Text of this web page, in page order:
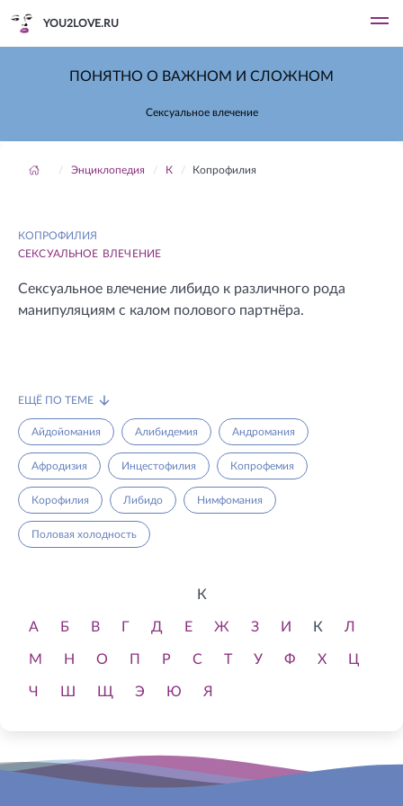
YOU2LOVE.RU
ПОНЯТНО О ВАЖНОМ И СЛОЖНОМ
Cексуальное влечение
Энциклопедия К Копрофилия
КОПРОФИЛИЯ
CЕКСУАЛЬНОЕ ВЛЕЧЕНИЕ
Cексуальное влечение либидо к различного рода
манипуляциям с калом полового партнёра.
ЕЩЁ ПО ТЕМЕ
Айдойомания Алибидемия Андромания
Афродизия Инцестофилия Копрофемия
Корофилия Либидо Нимфомания
Половая холодность
К
А Б В Г Д Е Ж З И К Л
М Н О П Р С Т У Ф Х Ц
Ч Ш Щ Э Ю Я